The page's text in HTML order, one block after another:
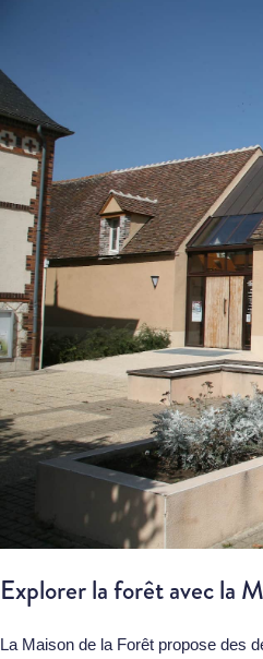
Explorer la forêt avec la
La Maison de la Forêt propose des